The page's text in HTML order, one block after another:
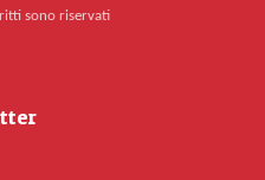
sono riservati